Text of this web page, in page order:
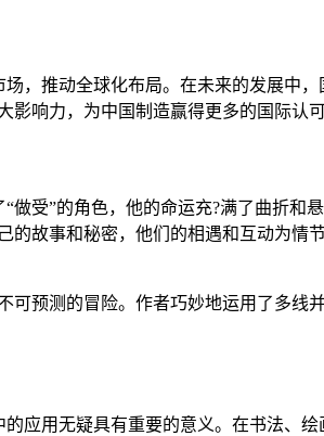
，推动全球化布局。在未来的发展中，
响力，为中国制造赢得更多的国际认可
受”的角色，他的命运充?满了曲折和
故事和秘密，他们的相遇和互动为情
预测的冒险。作者巧妙地运用了多线
应用无疑具有重要的意义。在书法、